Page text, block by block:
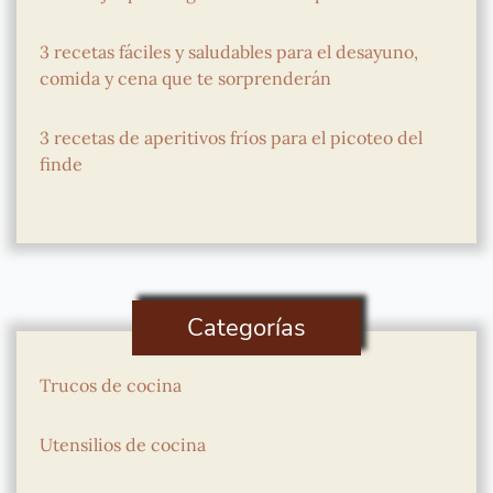
3 recetas fáciles y saludables para el desayuno,
comida y cena que te sorprenderán
3 recetas de aperitivos fríos para el picoteo del
finde
Categorías
Trucos de cocina
Utensilios de cocina